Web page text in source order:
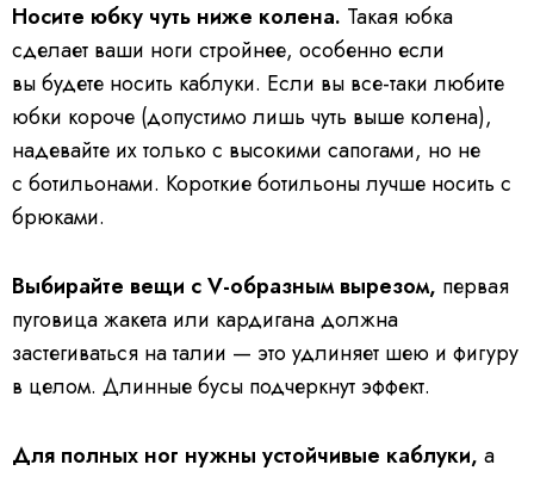
Носите юбку чуть ниже колена. Такая юбка
сделает ваши ноги стройнее, особенно если
вы будете носить каблуки. Если вы все-таки любите
юбки короче (допустимо лишь чуть выше колена),
надевайте их только с высокими сапогами, но не
с ботильонами. Короткие ботильоны лучше носить с
брюками.
Выбирайте вещи с V-образным вырезом, первая
пуговица жакета или кардигана должна
застегиваться на талии — это удлиняет шею и фигуру
в целом. Длинные бусы подчеркнут эффект.
Для полных ног нужны устойчивые каблуки, а